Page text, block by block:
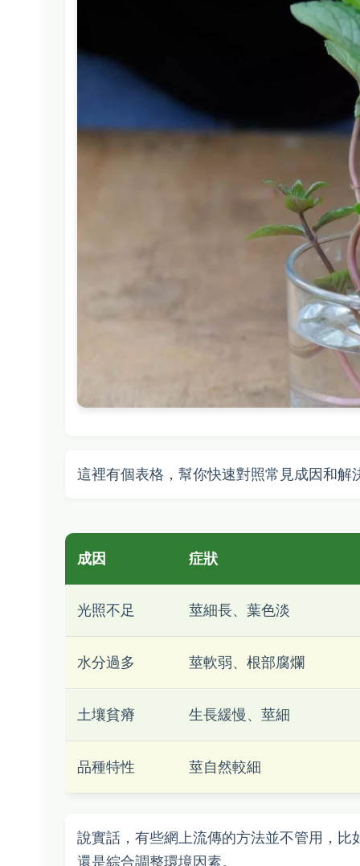
這裡有個表格，幫你快速對照常見成因和解
成因 症狀
光照不足 莖細長、葉色淡
水分過多 莖軟弱、根部腐爛
土壤貧瘠 生長緩慢、莖細
品種特性 莖自然較細
說實話，有些網上流傳的方法並不管用，
還是綜合調整環境因素。